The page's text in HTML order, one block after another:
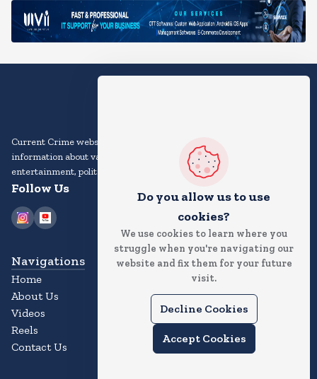
Do you allow us to use
cookies?
We use cookies to learn where you
struggle when you're navigating our
website and fix them for your future
visit.
Decline Cookies
Accept Cookies
Current Crime website is an online platform that provides news and
information about various topics, including current events,
entertainment, politics, sports, technology, and more.
Follow Us
Navigations
Home
About Us
Videos
Reels
Contact Us